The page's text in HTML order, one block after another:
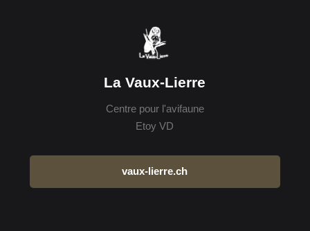
La Vaux-Lierre
Centre pour l'avifaune
Etoy VD
vaux-lierre.ch